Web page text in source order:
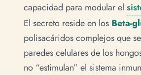
capacidad para modular el
El secreto reside en los Beta-
polisacáridos complejos que
paredes celulares de los
no “estimulan” el sistema